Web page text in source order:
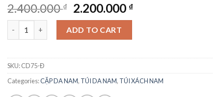
2.400.000₫ 2.200.000 ₫
ADD TO CART
SKU:CD75-Đ
Categories:CẶP DA NAM, TÚI DA NAM, TÚI XÁCH NAM